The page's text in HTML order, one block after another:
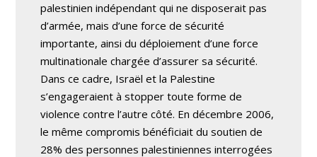
palestinien indépendant qui ne disposerait pas
d’armée, mais d’une force de sécurité
importante, ainsi du déploiement d’une force
multinationale chargée d’assurer sa sécurité.
Dans ce cadre, Israël et la Palestine
s’engageraient à stopper toute forme de
violence contre l’autre côté. En décembre 2006,
le même compromis bénéficiait du soutien de
28% des personnes palestiniennes interrogées